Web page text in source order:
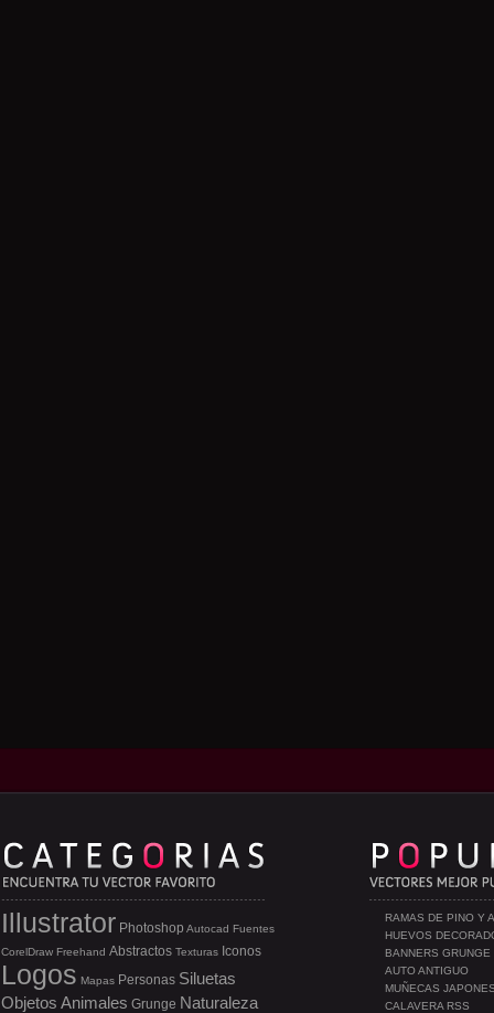
RAMAS DE PINO Y
HUEVOS
BANNERS GRUNGE
AUTO ANTIGUO
MUÑECAS
CALAVERA RSS
Illustrator Photoshop Autocad Fuentes
CorelDraw Freehand Abstractos Texturas Iconos
Logos Mapas Personas Siluetas
Objetos Animales Grunge Naturaleza